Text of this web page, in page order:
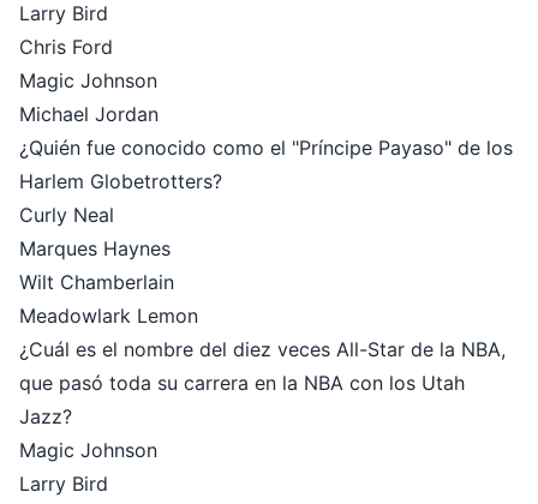
Larry Bird
Chris Ford
Magic Johnson
Michael Jordan
¿Quién fue conocido como el "Príncipe Payaso" de los
Harlem Globetrotters?
Curly Neal
Marques Haynes
Wilt Chamberlain
Meadowlark Lemon
¿Cuál es el nombre del diez veces All-Star de la NBA,
que pasó toda su carrera en la NBA con los Utah
Jazz?
Magic Johnson
Larry Bird